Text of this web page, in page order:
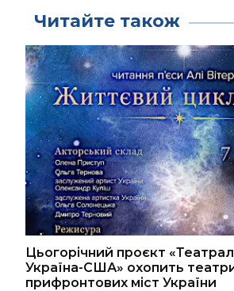
Читайте також
Цьогорічний проєкт
Україна-США» охопить
прифронтових міст України